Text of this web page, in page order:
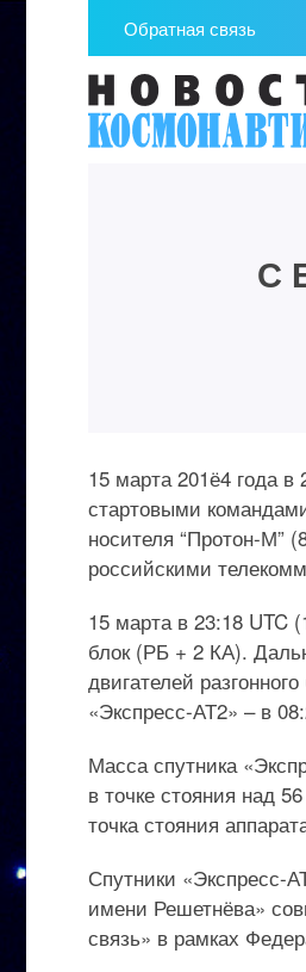
Обратная связь
С
15 марта 201ё4 года
стартовыми
носителя “Протон-
российскими
15 марта в 23:18 UTC
блок (РБ + 2 КА).
двигателей
«Экспресс-АТ2» – в
Масса спутника
в точке стояния над
точка стояния
Спутники «Экспресс-
имени Решетнёва»
связь» в рамках